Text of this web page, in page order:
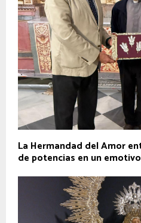
La Hermandad del Amor
de potencias en un